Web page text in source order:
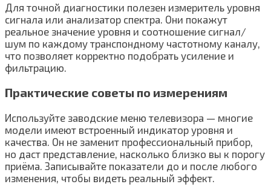
Для точной диагностики полезен измеритель уровня
сигнала или анализатор спектра. Они покажут
реальное значение уровня и соотношение сигнал/
шум по каждому транспондному частотному каналу,
что позволяет корректно подобрать усиление и
фильтрацию.
Практические советы по измерениям
Используйте заводские меню телевизора — многие
модели имеют встроенный индикатор уровня и
качества. Он не заменит профессиональный прибор,
но даст представление, насколько близко вы к порогу
приёма. Записывайте показатели до и после любого
изменения, чтобы видеть реальный эффект.